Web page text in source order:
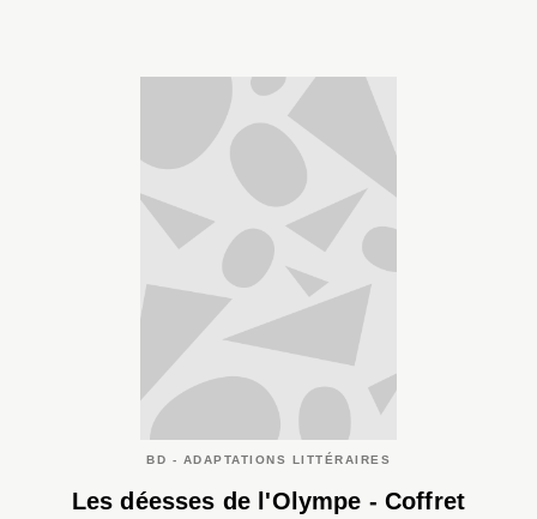
BD - ADAPTATIONS LITTÉRAIRES
Les déesses de l'Olympe - Coffret